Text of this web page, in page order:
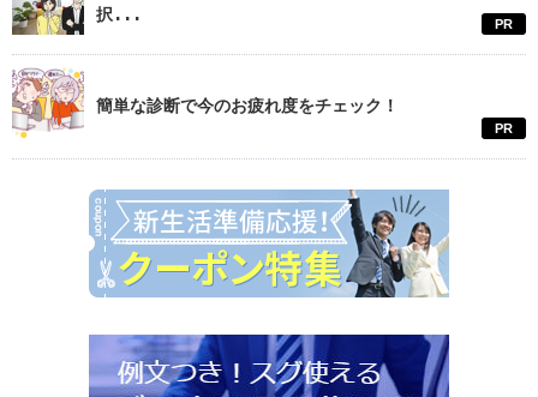
択...
PR
簡単な診断で今のお疲れ度をチェック！
PR